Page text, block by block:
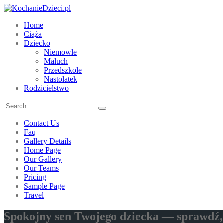
Home
Ciąża
Dziecko
Niemowle
Maluch
Przedszkole
Nastolatek
Rodzicielstwo
Contact Us
Faq
Gallery Details
Home Page
Our Gallery
Our Teams
Pricing
Sample Page
Travel
Spokojny sen Twojego dziecka —